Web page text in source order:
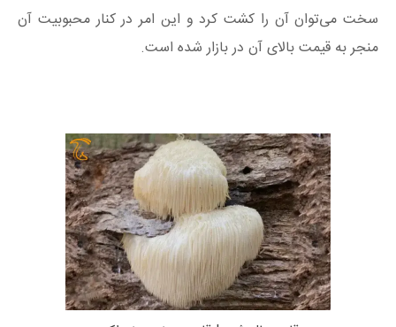
سخت می‌توان آن را کشت کرد و این امر در کنار محبوبیت آن
منجر به قیمت بالای آن در بازار شده است.